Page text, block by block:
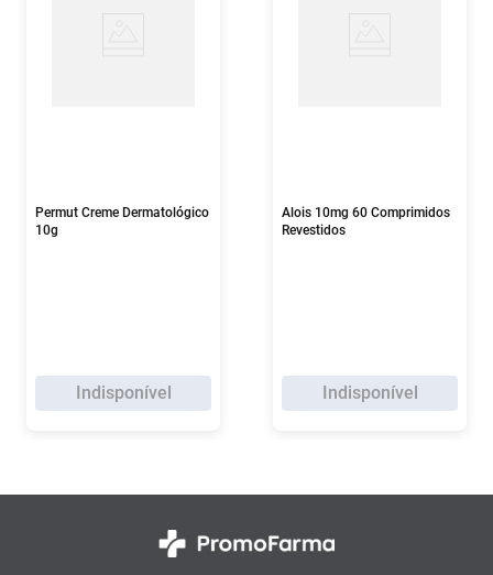
Permut Creme Dermatológico
10g
Indisponível
Alois 10mg 60 Comprimidos
Revestidos
Indisponível